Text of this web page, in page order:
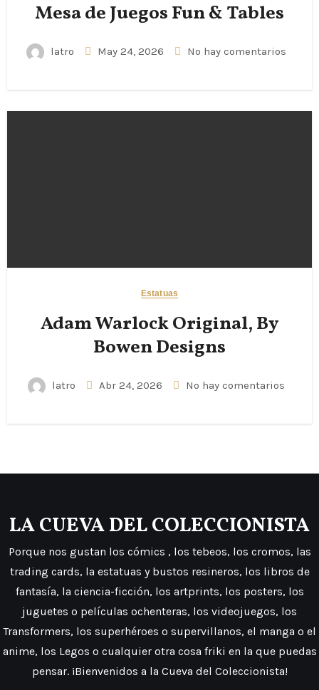
Mesa de Juegos Fun & Tables
latro May 24, 2026 No hay comentarios
Estatuas
Adam Warlock Original, By
Bowen Designs
latro Abr 24, 2026 No hay comentarios
LA CUEVA DEL COLECCIONISTA
Porque nos gustan los cómics , los tebeos, los cromos, las
trading cards, la estatuas y bustos resineros, los libros de
fantasía, la ciencia-ficción, los artprints, los posters, los
juguetes o películas ochenteras, los videojuegos, los
Transformers, los superhéroes o supervillanos, el manga o el
anime, los Legos o cualquier otra cosa friki en la que puedas
pensar. ¡Bienvenidos a la Cueva del Coleccionista!